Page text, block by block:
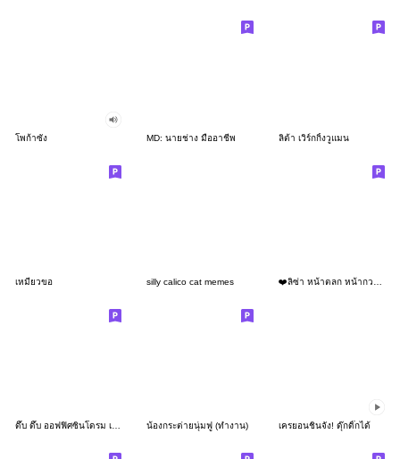
โพก้าซัง MD: นายช่าง มืออาชีพ ลิต้า เวิร์กกิ้งวูแมน
เหมียวขอ silly calico cat memes
ดึ๊บ ดึ๊บ ออฟฟิศซินโดรม เก้า น้องกระต่ายนุ่มฟู (ทำงาน) เครยอนชินจัง! ดุ๊กดิ๊กได้